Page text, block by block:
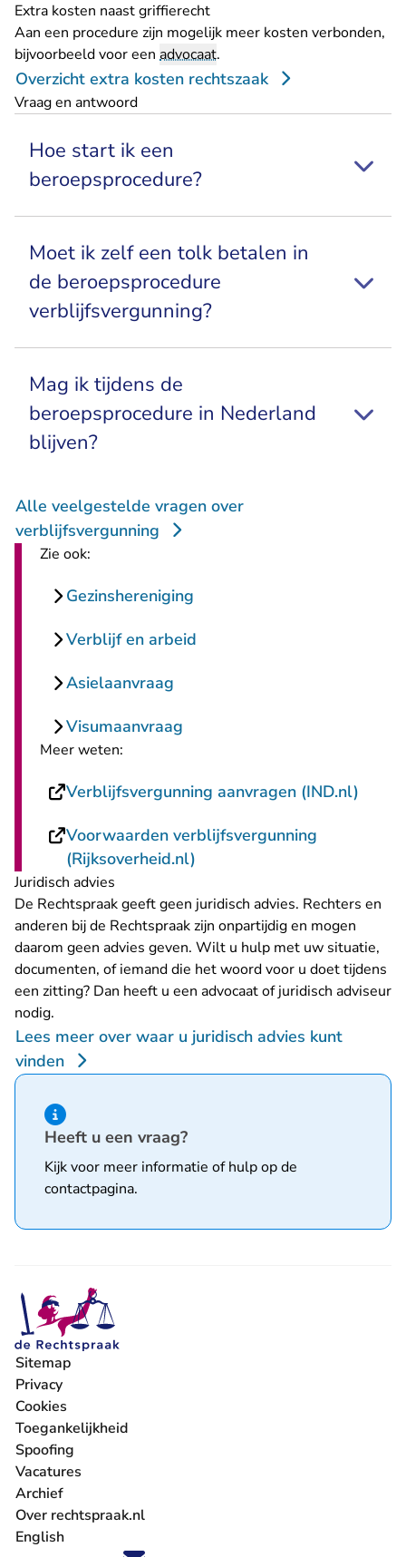
Extra kosten naast griffierecht
Aan een procedure zijn mogelijk meer kosten verbonden,
bijvoorbeeld voor een advocaat.
Overzicht extra kosten rechtszaak
Vraag en antwoord
Hoe start ik een
beroepsprocedure?
Moet ik zelf een tolk betalen in
de beroepsprocedure
verblijfsvergunning?
Mag ik tijdens de
beroepsprocedure in Nederland
blijven?
Alle veelgestelde vragen over
verblijfsvergunning
Zie ook:
Gezinshereniging
Verblijf en arbeid
Asielaanvraag
Visumaanvraag
Meer weten:
Verblijfsvergunning aanvragen (IND.nl)
Voorwaarden verblijfsvergunning
(Rijksoverheid.nl)
Juridisch advies
De Rechtspraak geeft geen juridisch advies. Rechters en
anderen bij de Rechtspraak zijn onpartijdig en mogen
daarom geen advies geven. Wilt u hulp met uw situatie,
documenten, of iemand die het woord voor u doet tijdens
een zitting? Dan heeft u een advocaat of juridisch adviseur
nodig.
Lees meer over waar u juridisch advies kunt
vinden
Hint van type informatie
Heeft u een vraag?
Kijk voor meer informatie of hulp op de
contactpagina.
Sitemap
Privacy
Cookies
Toegankelijkheid
Spoofing
Vacatures
- U verlaat Rechtspraak.nl
Archief
Over rechtspraak.nl
English